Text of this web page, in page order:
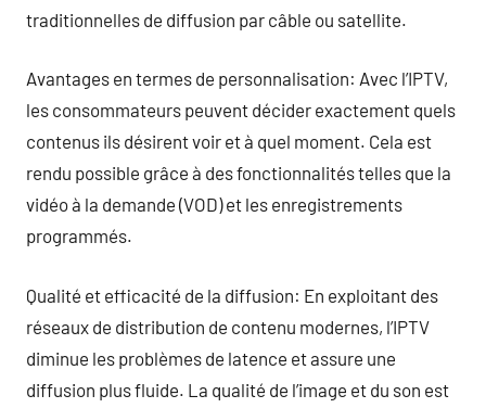
traditionnelles de diffusion par câble ou satellite.
Avantages en termes de personnalisation: Avec l’IPTV,
les consommateurs peuvent décider exactement quels
contenus ils désirent voir et à quel moment. Cela est
rendu possible grâce à des fonctionnalités telles que la
vidéo à la demande (VOD) et les enregistrements
programmés.
Qualité et efficacité de la diffusion: En exploitant des
réseaux de distribution de contenu modernes, l’IPTV
diminue les problèmes de latence et assure une
diffusion plus fluide. La qualité de l’image et du son est